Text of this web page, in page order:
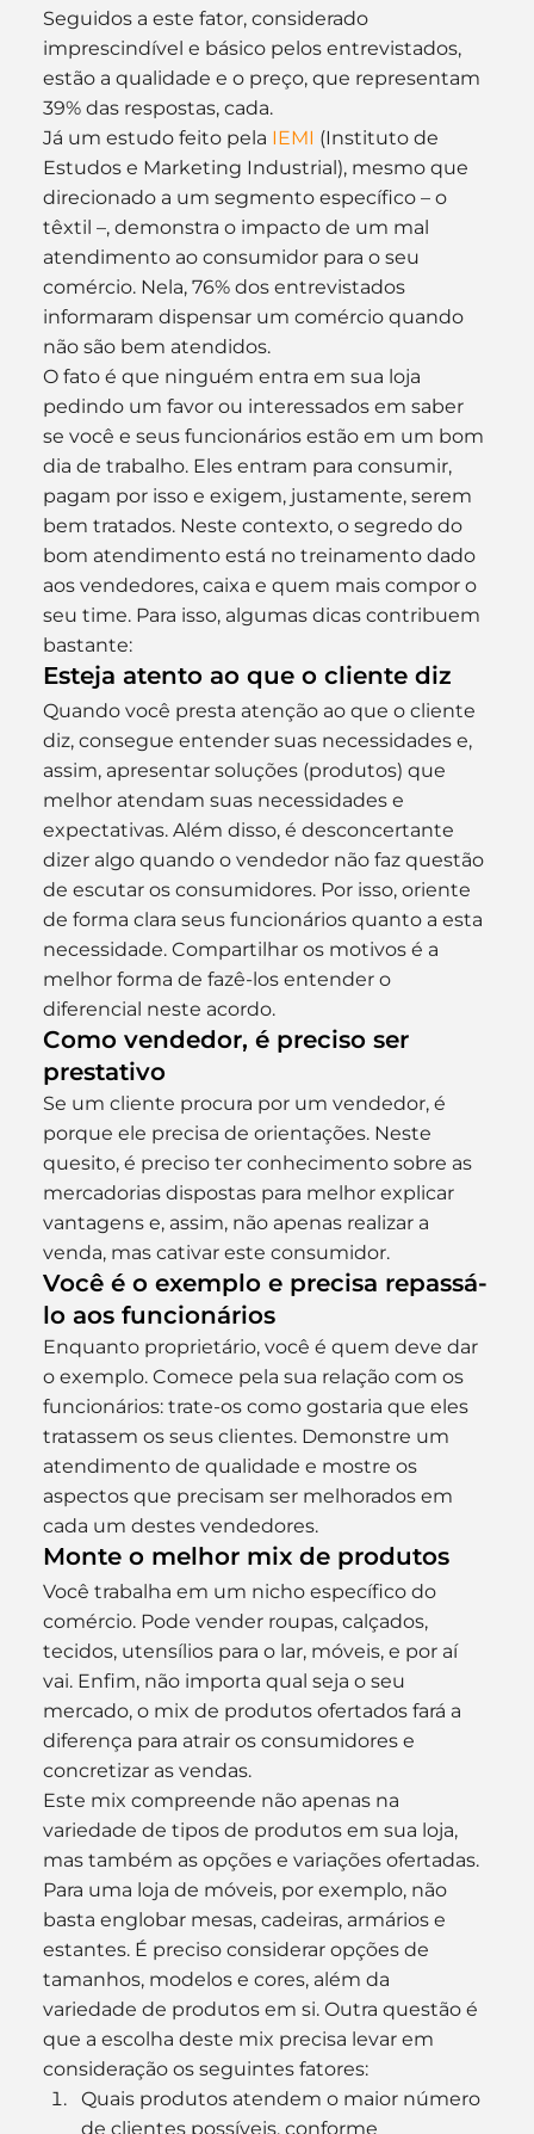
Seguidos a este fator, considerado
imprescindível e básico pelos entrevistados,
estão a qualidade e o preço, que representam
39% das respostas, cada.
Já um estudo feito pela IEMI (Instituto de
Estudos e Marketing Industrial), mesmo que
direcionado a um segmento específico – o
têxtil –, demonstra o impacto de um mal
atendimento ao consumidor para o seu
comércio. Nela, 76% dos entrevistados
informaram dispensar um comércio quando
não são bem atendidos.
O fato é que ninguém entra em sua loja
pedindo um favor ou interessados em saber
se você e seus funcionários estão em um bom
dia de trabalho. Eles entram para consumir,
pagam por isso e exigem, justamente, serem
bem tratados. Neste contexto, o segredo do
bom atendimento está no treinamento dado
aos vendedores, caixa e quem mais compor o
seu time. Para isso, algumas dicas contribuem
bastante:
Esteja atento ao que o cliente diz
Quando você presta atenção ao que o cliente
diz, consegue entender suas necessidades e,
assim, apresentar soluções (produtos) que
melhor atendam suas necessidades e
expectativas. Além disso, é desconcertante
dizer algo quando o vendedor não faz questão
de escutar os consumidores. Por isso, oriente
de forma clara seus funcionários quanto a esta
necessidade. Compartilhar os motivos é a
melhor forma de fazê-los entender o
diferencial neste acordo.
Como vendedor, é preciso ser
prestativo
Se um cliente procura por um vendedor, é
porque ele precisa de orientações. Neste
quesito, é preciso ter conhecimento sobre as
mercadorias dispostas para melhor explicar
vantagens e, assim, não apenas realizar a
venda, mas cativar este consumidor.
Você é o exemplo e precisa repassá-
lo aos funcionários
Enquanto proprietário, você é quem deve dar
o exemplo. Comece pela sua relação com os
funcionários: trate-os como gostaria que eles
tratassem os seus clientes. Demonstre um
atendimento de qualidade e mostre os
aspectos que precisam ser melhorados em
cada um destes vendedores.
Monte o melhor mix de produtos
Você trabalha em um nicho específico do
comércio. Pode vender roupas, calçados,
tecidos, utensílios para o lar, móveis, e por aí
vai. Enfim, não importa qual seja o seu
mercado, o mix de produtos ofertados fará a
diferença para atrair os consumidores e
concretizar as vendas.
Este mix compreende não apenas na
variedade de tipos de produtos em sua loja,
mas também as opções e variações ofertadas.
Para uma loja de móveis, por exemplo, não
basta englobar mesas, cadeiras, armários e
estantes. É preciso considerar opções de
tamanhos, modelos e cores, além da
variedade de produtos em si. Outra questão é
que a escolha deste mix precisa levar em
consideração os seguintes fatores:
Quais produtos atendem o maior número
de clientes possíveis, conforme